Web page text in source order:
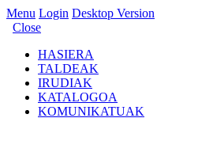
Menu Login Desktop Version
Close
HASIERA
TALDEAK
IRUDIAK
KATALOGOA
KOMUNIKATUAK